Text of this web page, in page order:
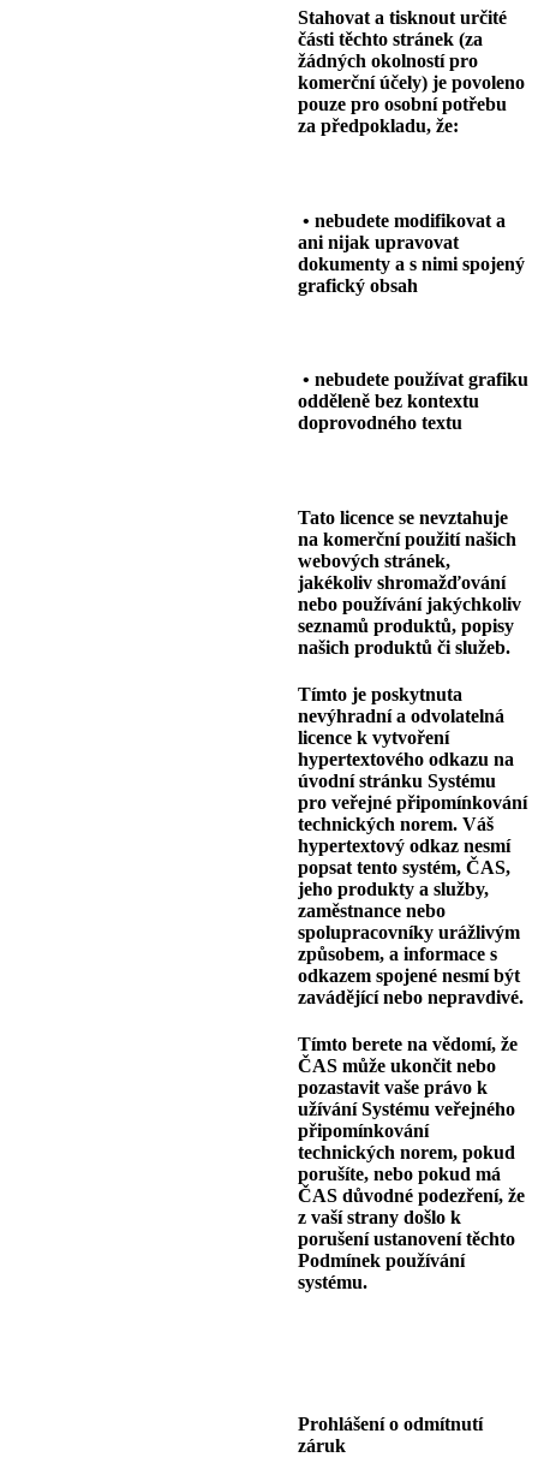
Stahovat a tisknout určité
části těchto stránek (za
žádných okolností pro
komerční účely) je povoleno
pouze pro osobní potřebu
za předpokladu, že:
• nebudete modifikovat a
ani nijak upravovat
dokumenty a s nimi spojený
grafický obsah
• nebudete používat grafiku
odděleně bez kontextu
doprovodného textu
Tato licence se nevztahuje
na komerční použití našich
webových stránek,
jakékoliv shromažďování
nebo používání jakýchkoliv
seznamů produktů, popisy
našich produktů či služeb.
Tímto je poskytnuta
nevýhradní a odvolatelná
licence k vytvoření
hypertextového odkazu na
úvodní stránku Systému
pro veřejné připomínkování
technických norem. Váš
hypertextový odkaz nesmí
popsat tento systém, ČAS,
jeho produkty a služby,
zaměstnance nebo
spolupracovníky urážlivým
způsobem, a informace s
odkazem spojené nesmí být
zavádějící nebo nepravdivé.
Tímto berete na vědomí, že
ČAS může ukončit nebo
pozastavit vaše právo k
užívání Systému veřejného
připomínkování
technických norem, pokud
porušíte, nebo pokud má
ČAS důvodné podezření, že
z vaší strany došlo k
porušení ustanovení těchto
Podmínek používání
systému.
Prohlášení o odmítnutí
záruk